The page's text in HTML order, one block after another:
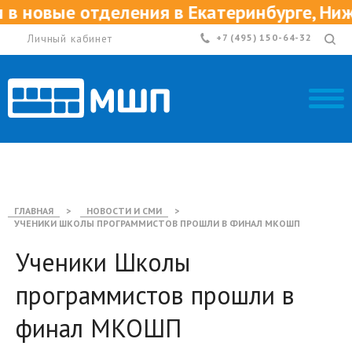
отделения в Екатеринбурге,
Личный кабинет +7 (495) 150-64-32
ГЛАВНАЯ > НОВОСТИ И СМИ
>
УЧЕНИКИ ШКОЛЫ ПРОГРАММИСТОВ ПРОШЛИ В ФИНАЛ МКОШП
Ученики Школы
программистов прошли в
финал МКОШП